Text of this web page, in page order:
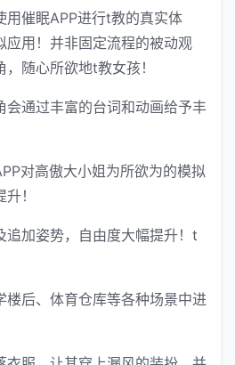
用催眠APP进行t教的真实体
应用！并非固定流程的被动观
随心所欲地t教女孩！
会通过丰富的台词和动画给予丰
对高傲大小姐为所欲为的模拟
！
追加姿势，自由度大幅提升！t
楼后、体育仓库等各种场景中进